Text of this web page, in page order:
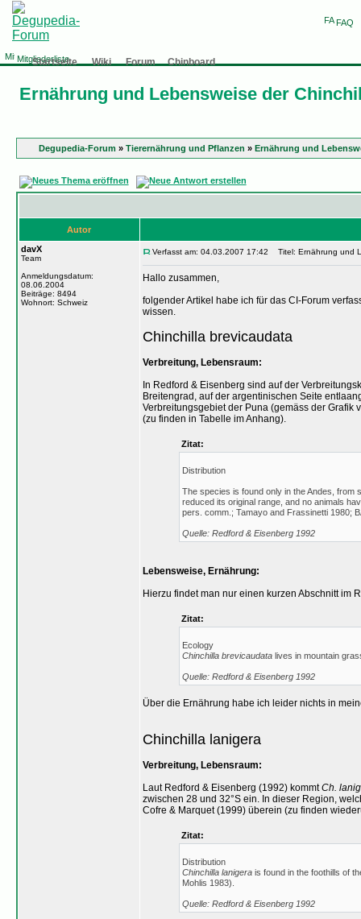
FAQ
Mitgliederliste
Startseite Wiki Forum Chinboard
Ernährung und Lebensweise der
Degupedia-Forum » Tierernährung und Pflanzen » Ernährung und
Autor
davX
Team
Anmeldungsdatum:
08.06.2004
Beiträge: 8494
Wohnort: Schweiz
Verfasst am: 04.03.2007 17:42 Titel: Ernährung und
Hallo zusammen,
folgender Artikel habe ich für das CI-Forum
wissen.
Chinchilla brevicaudata
Verbreitung, Lebensraum:
In Redford & Eisenberg sind auf der
Breitengrad, auf der argentinischen Seite
Verbreitungsgebiet der Puna (gemäss der
(zu finden in Tabelle im Anhang).
Zitat:
Distribution
The species is found only in the Andes, from
reduced its original range, and no animals
pers. comm.; Tamayo and Frassinetti 1980;
Quelle: Redford & Eisenberg 1992
Lebensweise, Ernährung:
Hierzu findet man nur einen kurzen Abschnitt im
Zitat:
Ecology
Chinchilla brevicaudatalives in mountain
Quelle: Redford & Eisenberg 1992
Über die Ernährung habe ich leider nichts in
Chinchilla lanigera
Verbreitung, Lebensraum:
Laut Redford & Eisenberg (1992) kommtCh.
zwischen 28 und 32°S ein. In dieser Region,
Cofre & Marquet (1999) überein (zu finden
Zitat:
Distribution
Chinchilla lanigerais found in the foothills of
Mohlis 1983).
Quelle: Redford & Eisenberg 1992